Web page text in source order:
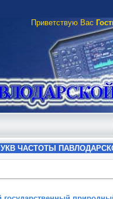
Приветствую Вас